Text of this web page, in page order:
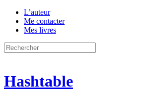
L’auteur
Me contacter
Mes livres
Hashtable